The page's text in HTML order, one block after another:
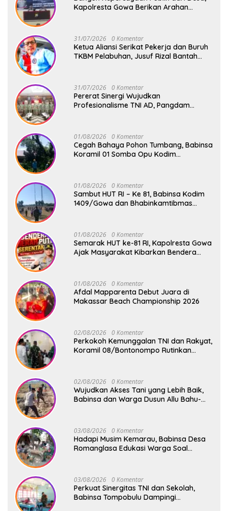
Kapolresta Gowa Berikan Arahan
31/07/2026 0 Komentar
Ketua Aliansi Serikat Pekerja dan Buruh
TKBM Pelabuhan, Jusuf Rizal Bantah
31/07/2026 0 Komentar
Pererat Sinergi Wujudkan
Profesionalisme TNI AD, Pangdam
01/08/2026 0 Komentar
Cegah Bahaya Pohon Tumbang, Babinsa
Koramil 01 Somba Opu Kodim
Baddo
01/08/2026 0 Komentar
Sambut HUT RI – Ke 81, Babinsa Kodim
1409/Gowa dan Bhabinkamtibmas
01/08/2026 0 Komentar
Semarak HUT ke-81 RI, Kapolresta Gowa
Ajak Masyarakat Kibarkan Bendera
01/08/2026 0 Komentar
Afdal Mapparenta Debut Juara di
Makassar Beach Championship 2026
02/08/2026 0 Komentar
Perkokoh Kemunggalan TNI dan Rakyat,
Koramil 08/Bontonompo Rutinkan
02/08/2026 0 Komentar
Wujudkan Akses Tani yang Lebih Baik,
Babinsa dan Warga Dusun Allu Bahu-
03/08/2026 0 Komentar
Hadapi Musim Kemarau, Babinsa Desa
Romanglasa Edukasi Warga Soal
03/08/2026 0 Komentar
Perkuat Sinergitas TNI dan Sekolah,
Babinsa Tompobulu Dampingi